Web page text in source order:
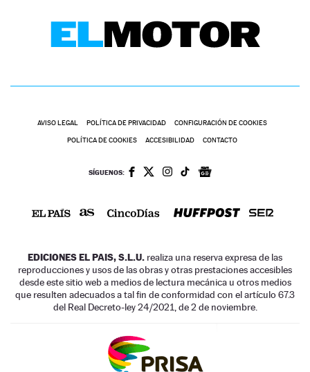
AVISO LEGAL POLÍTICA DE PRIVACIDAD CONFIGURACIÓN DE COOKIES
POLÍTICA DE COOKIES ACCESIBILIDAD CONTACTO
SÍGUENOS:
EDICIONES EL PAIS, S.L.U. realiza una reserva expresa de las
reproducciones y usos de las obras y otras prestaciones accesibles
desde este sitio web a medios de lectura mecánica u otros medios
que resulten adecuados a tal fin de conformidad con el artículo 67.3
del Real Decreto-ley 24/2021, de 2 de noviembre.